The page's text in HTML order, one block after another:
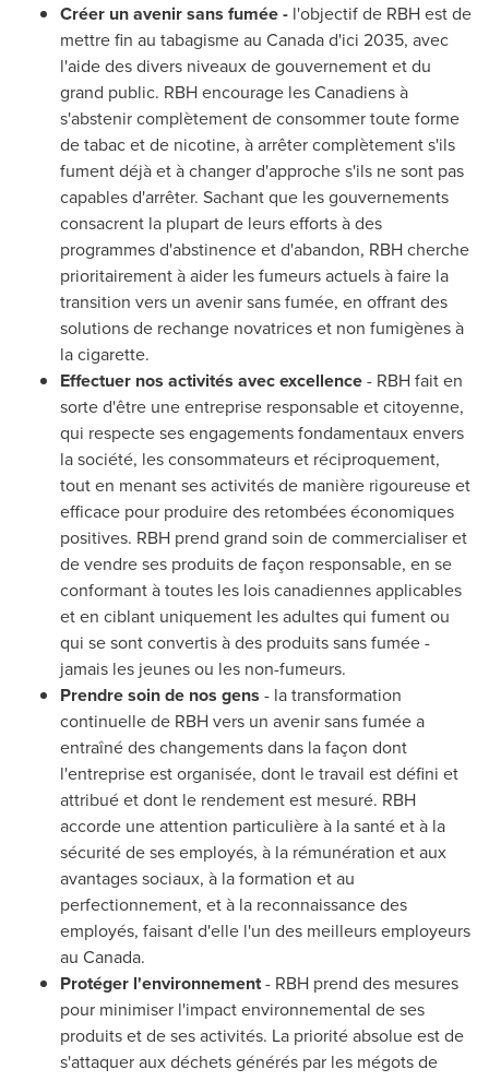
Créer un avenir sans fumée - l'objectif de RBH est de
mettre fin au tabagisme au Canadad'ici 2035, avec
l'aide des divers niveaux de gouvernement et du
grand public. RBH encourage les Canadiens à
s'abstenir complètement de consommer toute forme
de tabac et de nicotine, à arrêter complètement s'ils
fument déjà et à changer d'approche s'ils ne sont pas
capables d'arrêter. Sachant que les gouvernements
consacrent la plupart de leurs efforts à des
programmes d'abstinence et d'abandon, RBH cherche
prioritairement à aider les fumeurs actuels à faire la
transition vers un avenir sans fumée, en offrant des
solutions de rechange novatrices et non fumigènes à
la cigarette.
Effectuer nos activités avec excellence- RBH fait en
sorte d'être une entreprise responsable et citoyenne,
qui respecte ses engagements fondamentaux envers
la société, les consommateurs et réciproquement,
tout en menant ses activités de manière rigoureuse et
efficace pour produire des retombées économiques
positives. RBH prend grand soin de commercialiser et
de vendre ses produits de façon responsable, en se
conformant à toutes les lois canadiennes applicables
et en ciblant uniquement les adultes qui fument ou
qui se sont convertis à des produits sans fumée -
jamais les jeunes ou les non-fumeurs.
Prendresoin de nos gens - la transformation
continuelle de RBH vers un avenir sans fumée a
entraîné des changements dans la façon dont
l'entreprise est organisée, dont le travail est défini et
attribué et dont le rendement est mesuré. RBH
accorde une attention particulière à la santé et à la
sécurité de ses employés, à la rémunération et aux
avantages sociaux, à la formation et au
perfectionnement, et à la reconnaissance des
employés, faisant d'elle l'un des meilleurs employeurs
au Canada.
Protéger l'environnement- RBH prend des mesures
pour minimiser l'impact environnemental de ses
produits et de ses activités. La priorité absolue est de
s'attaquer aux déchets générés par les mégots de